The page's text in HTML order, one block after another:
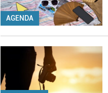
AGENDA